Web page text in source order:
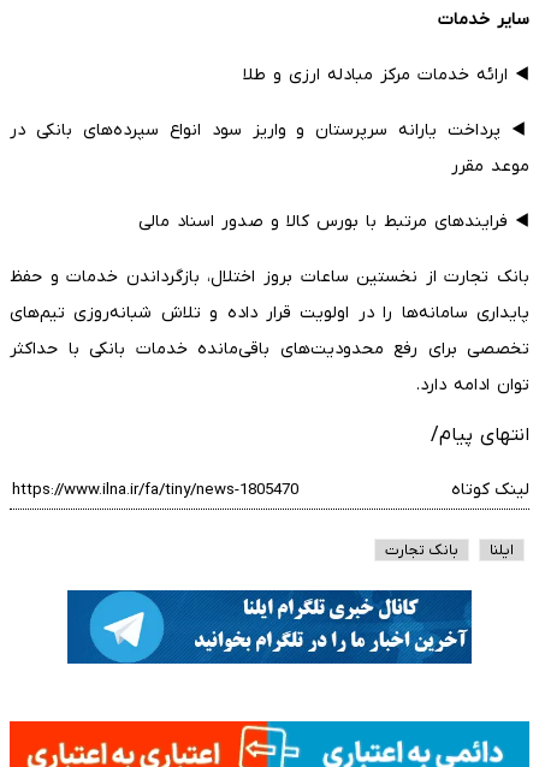
سایر خدمات
◀️ ارائه خدمات مرکز مبادله ارزی و طلا
◀️ پرداخت یارانه سرپرستان و واریز سود انواع سپرده‌های بانکی در
موعد مقرر
◀️ فرایندهای مرتبط با بورس کالا و صدور اسناد مالی
بانک تجارت از نخستین ساعات بروز اختلال، بازگرداندن خدمات و حفظ
پایداری سامانه‌ها را در اولویت قرار داده و تلاش شبانه‌روزی تیم‌های
تخصصی برای رفع محدودیت‌های باقی‌مانده خدمات بانکی با حداکثر
توان ادامه دارد.
انتهای پیام/
لینک کوتاه
ایلنا بانک تجارت